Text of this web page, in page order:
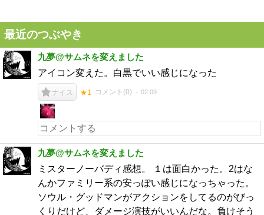
最近のつぶやき
九夢@サムネを変えました
アイコン変えた。白黒でいい感じになった
ナイス ★1 コメント(0) 02:09
九夢@サムネを変えました
ミスターノーバディ感想。 １は面白かった。2はな
んかファミリー系の安っぽい感じになっちゃった。
ソウル・グッドマンがアクションをしてるのがびっ
くりだけど、ダメージ演技がいいんだな。負けそう